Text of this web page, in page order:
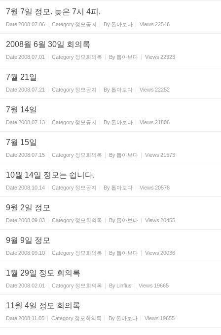
7월 7일 정모. 늦은 7시 4피.
Date2008.07.06 Category 정모공지 By 톱아보다 Views 22546
2008월 6월 30일 회의록
Date2008.07.01 Category 정모회의록 By 톱아보다 Views 22323
7월 21일
Date2008.07.21 Category 정모공지 By 톱아보다 Views 22252
7월 14일
Date2008.07.13 Category 정모공지 By 톱아보다 Views 21806
7월 15일
Date2008.07.15 Category 정모회의록 By 톱아보다 Views 21573
10월 14일 정모는 쉽니다.
Date2008.10.14 Category 정모공지 By 톱아보다 Views 20578
9월 2일 정모
Date2008.09.03 Category 정모회의록 By 톱아보다 Views 20455
9월 9일 정모
Date2008.09.10 Category 정모회의록 By 톱아보다 Views 20036
1월 29일 정모 회의록
Date2008.02.01 Category 정모회의록 By Linflus Views 19665
11월 4일 정모 회의록
Date2008.11.05 Category 정모회의록 By 톱아보다 Views 19655